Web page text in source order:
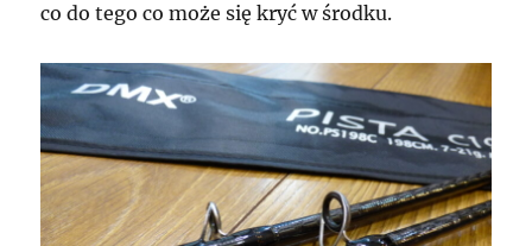
co do tego co może się kryć w środku.